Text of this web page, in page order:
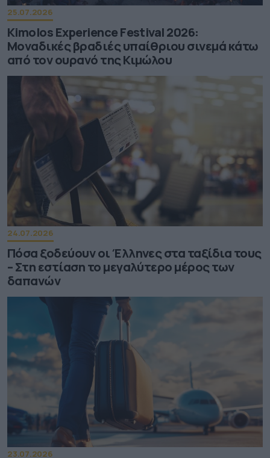
25.07.2026
Kimolos Experience Festival 2026:
Μοναδικές βραδιές υπαίθριου σινεμά κάτω
από τον ουρανό της Κιμώλου
24.07.2026
Πόσα ξοδεύουν οι Έλληνες στα ταξίδια τους
– Στη εστίαση το μεγαλύτερο μέρος των
δαπανών
23.07.2026